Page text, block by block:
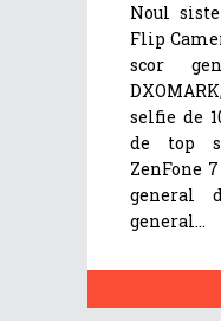
Noul
Flip
scor
selfie de
de top
ZenFone
general
general